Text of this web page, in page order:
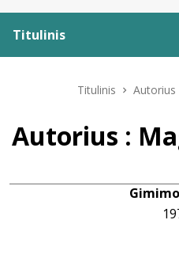
Titulinis
Leidiniai
Titulinis Autorius
Autorius :